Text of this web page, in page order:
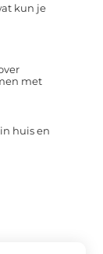
kun je
met
huis en